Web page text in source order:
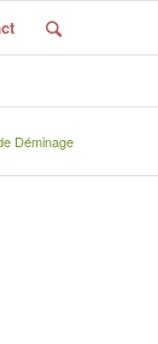
Déminage